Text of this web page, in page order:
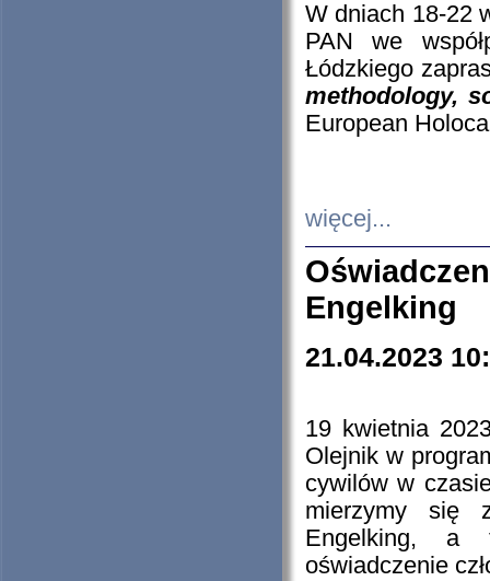
W dniach 18-22
PAN we
Łódzkiego
methodology,
European
więcej...
Engelking
21.04.2023
19 kwietnia
Olejnik w
cywilów w
mierzymy się
Engelking, a
oświadczenie